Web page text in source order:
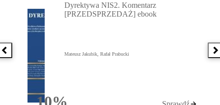
Poprzednia książka
Dyrektywa NIS2. Komentarz
[PRZEDSPRZEDAŻ] ebook
Mateusz Jakubik, Rafał Prabucki